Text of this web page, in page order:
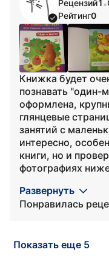
Рецензий1 •
Рейтинг0
Книжка будет
познавать "один-
оформлена,
глянцевые
занятий с
интересно,
книги, но и
фотографиях
Развернуть
Понравилась
Показать еще 5